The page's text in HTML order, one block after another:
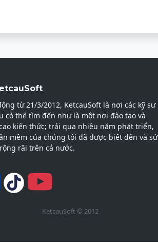
từ 21/3/2012, KetcauSoft là nơi các kỹ sư
có thể tìm đến như là một nơi đào tạo và
kiến thức; trải qua nhiều năm phát triển,
mềm của chúng tôi đã được biết đến và sử
rãi trên cả nước.
KetcauSoft © 2012